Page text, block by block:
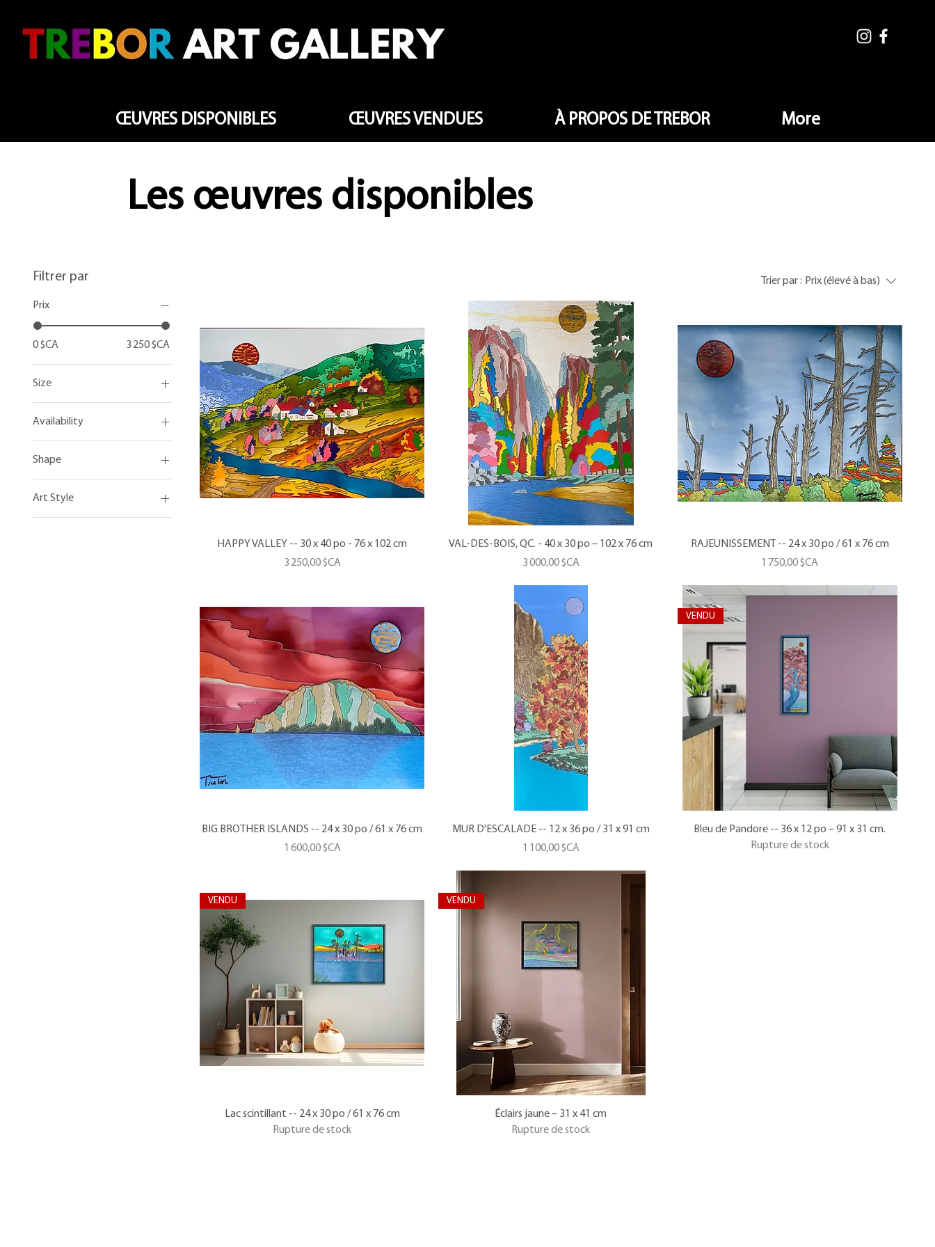
ŒUVRES DISPONIBLES ŒUVRES VENDUES À PROPOS DE TREBOR More
Les œuvres disponibles
Filtrer par
Prix
0 $CA 3 250 $CA
Size
Grands tableaux
Availability
Vendu
Shape
Art Style
Trier par : Prix (élevé à bas)
HAPPY VALLEY -- 30 x 40 po - 76 x 102 cm
Prix
3 250,00 $CA
VAL-DES-BOIS, QC. - 40 x 30 po – 102 x 76 cm
Prix
3 000,00 $CA
RAJEUNISSEMENT -- 24 x 30 po / 61 x 76 cm
Prix
1 750,00 $CA
BIG BROTHER ISLANDS -- 24 x 30 po / 61 x 76 cm
Prix
1 600,00 $CA
MUR D'ESCALADE -- 12 x 36 po / 31 x 91 cm
Prix
1 100,00 $CA
VENDU
Bleu de Pandore -- 36 x 12 po – 91 x 31 cm.
Rupture de stock
VENDU
Lac scintillant -- 24 x 30 po / 61 x 76 cm
Rupture de stock
VENDU
Éclairs jaune – 31 x 41 cm
Rupture de stock